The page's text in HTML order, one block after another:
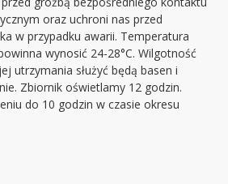
oraz uchroni nas przed
w przypadku awarii. Temperatura
wynosić 24-28°C. Wilgotność
utrzymania służyć będą basen i
Zbiornik oświetlamy 12 godzin.
do 10 godzin w czasie okresu